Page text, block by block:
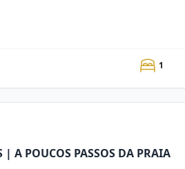
1
A POUCOS PASSOS DA PRAIA